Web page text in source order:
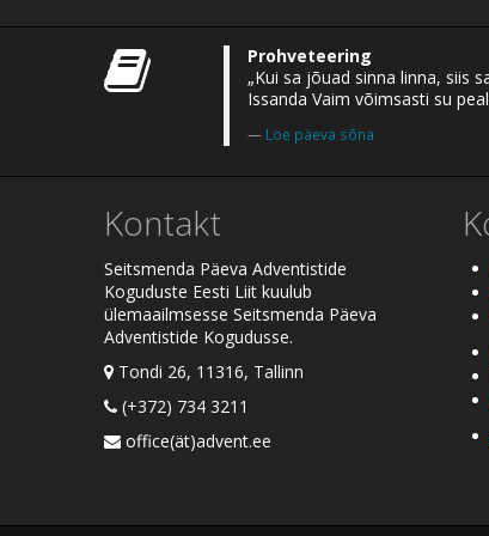
Prohveteering
„Kui sa jõuad sinna linna, siis
Issanda Vaim võimsasti su
Loe päeva sõna
Kontakt
Seitsmenda Päeva Adventistide
Koguduste Eesti Liit kuulub
ülemaailmsesse Seitsmenda Päeva
Adventistide Kogudusse.
Tondi 26, 11316, Tallinn
(+372) 734 3211
office(ät)advent.ee